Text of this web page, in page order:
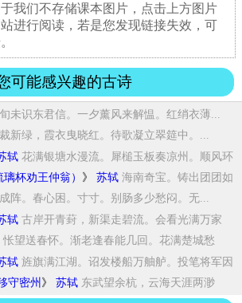
我们不存储课本图片，点击上方图片
进行阅读，若是您发现链接失效，可
可能感兴趣的古诗
未识东君信。一夕薰风来解愠。红绡衣薄...
新绿，霞衣曳晓红。待歌凝立翠筵中。...
轼 花满银塘水漫流。犀槌玉板奏凉州。顺风环
杯劝王仲翁） 》 苏轼 海南奇宝。铸出团团如
...
成阵。春心困。寸寸。别肠多少愁闷。无...
轼 古岸开青葑，新渠走碧流。会看光满万家
怅望送春怀。渐老逢春能几回。花满楚城愁
轼 旌旗满江湖。诏发楼船万舳舻。投笔将军因
守密州 》 苏轼 东武望余杭，云海天涯两渺